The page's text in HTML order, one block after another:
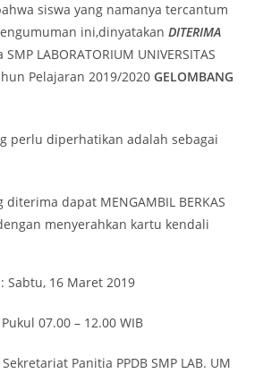
siswa yang namanya tercantum
ini,dinyatakanDITERIMA
LABORATORIUM UNIVERSITAS
Pelajaran 2019/2020GELOMBANG
perlu diperhatikan adalah sebagai
diterima dapat MENGAMBIL BERKAS
menyerahkan kartu kendali
16 Maret 2019
– 12.00 WIB
Panitia PPDB SMP LAB. UM